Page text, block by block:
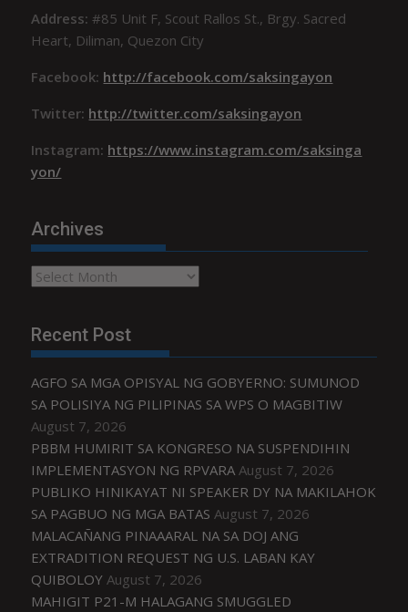
Address:#85 Unit F, Scout Rallos St., Brgy. Sacred
Heart, Diliman, Quezon City
Facebook: http://facebook.com/saksingayon
Twitter: http://twitter.com/saksingayon
Instagram: https://www.instagram.com/saksinga
yon/
Archives
Archives
Recent Post
AGFO SA MGA OPISYAL NG GOBYERNO: SUMUNOD
SA POLISIYA NG PILIPINAS SA WPS O MAGBITIW
August 7, 2026
PBBM HUMIRIT SA KONGRESO NA SUSPENDIHIN
IMPLEMENTASYON NG RPVARA August 7, 2026
PUBLIKO HINIKAYAT NI SPEAKER DY NA MAKILAHOK
SA PAGBUO NG MGA BATAS August 7, 2026
MALACAÑANG PINAAARAL NA SA DOJ ANG
EXTRADITION REQUEST NG U.S. LABAN KAY
QUIBOLOY August 7, 2026
MAHIGIT P21-M HALAGANG SMUGGLED